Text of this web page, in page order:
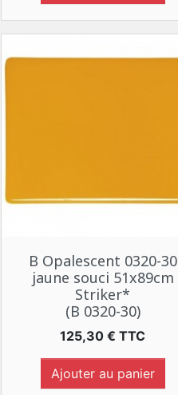
Aperçu rapide
B Opalescent 0320-30
jaune souci 51x89cm
Striker*
(B 0320-30)
Prix
125,30 € TTC
Ajouter au panier